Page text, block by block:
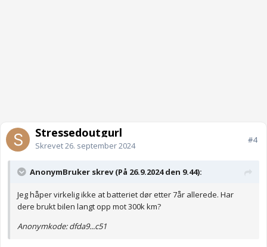
Stressedoutgurl
Skrevet26. september 2024
#4
AnonymBruker skrev (På 26.9.2024 den 9.44):
Jeg håper virkelig ikke at batteriet dør etter 7år allerede. Har
dere brukt bilen langt opp mot 300k km?
Anonymkode: dfda9...c51